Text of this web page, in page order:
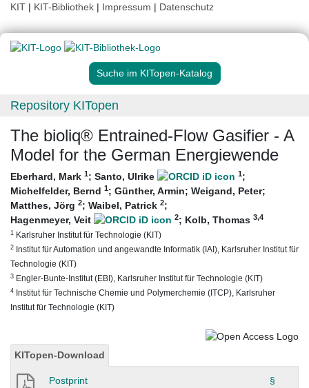
KIT | KIT-Bibliothek | Impressum | Datenschutz
Suche im KITopen-Katalog
Repository KITopen
The bioliq® Entrained-Flow Gasifier - A
Model for the German Energiewende
Eberhard, Mark 1; Santo, Ulrike 1;
Michelfelder, Bernd 1; Günther, Armin; Weigand, Peter;
Matthes, Jörg 2; Waibel, Patrick 2;
Hagenmeyer, Veit
2; Kolb, Thomas 3,4
1 Karlsruher Institut für Technologie (KIT)
2 Institut für Automation und angewandte Informatik (IAI), Karlsruher Institut für
Technologie (KIT)
3 Engler-Bunte-Institut (EBI), Karlsruher Institut für Technologie (KIT)
4 Institut für Technische Chemie und Polymerchemie (ITCP), Karlsruher
Institut für Technologie (KIT)
KITopen-Download
Postprint §